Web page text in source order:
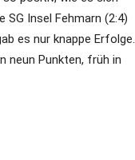
Insel Fehmarn (2:4)
es nur knappe Erfolge.
neun Punkten, früh in